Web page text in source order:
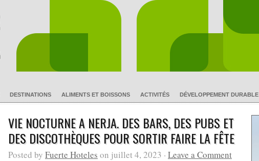
DESTINATIONS ALIMENTS ET BOISSONS ACTIVITÉS DÉVELOPPEMENT DURABLE
VIE NOCTURNE A NERJA. DES BARS, DES PUBS ET
DES DISCOTHÈQUES POUR SORTIR FAIRE LA FÊTE
Posted by Fuerte Hoteles on juillet 4, 2023 · Leave a Comment